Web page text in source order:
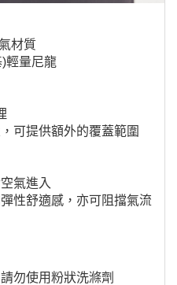
材質
輕量尼龍
可提供額外的覆蓋範圍
氣進入
性舒適感，亦可阻擋氣流
勿使用粉狀洗滌劑